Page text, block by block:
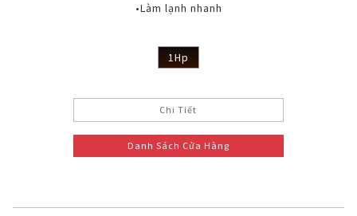
•Làm lạnh nhanh
1Hp
Chi Tiết
Danh Sách Cửa Hàng